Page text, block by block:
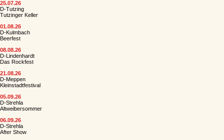
25.07.26
D-Tutzing
Tutzinger Keller
01.08.26
D-Kulmbach
Beerfest
08.08.26
D-Lindenhardt
Das Rockfest
21.08.26
D-Meppen
Kleinstadtfestival
05.09.26
D-Strehla
Altweibersommer
06.09.26
D-Strehla
After Show